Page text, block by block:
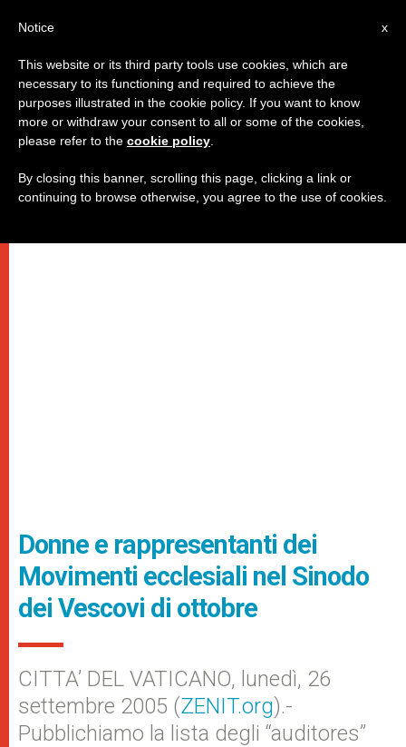
Donne e rappresentanti dei
Movimenti ecclesiali nel Sinodo
dei Vescovi di ottobre
CITTA’ DEL VATICANO, lunedì, 26
settembre 2005 (ZENIT.org).-
Pubblichiamo la lista degli “auditores”
x
Notice
This website or its third party tools use cookies, which are
necessary to its functioning and required to achieve the
purposes illustrated in the cookie policy. If you want to know
more or withdraw your consent to all or some of the cookies,
please refer to the cookie policy
By closing this banner, scrolling this page, clicking a link or
continuing to browse otherwise, you agree to the use of cookies.